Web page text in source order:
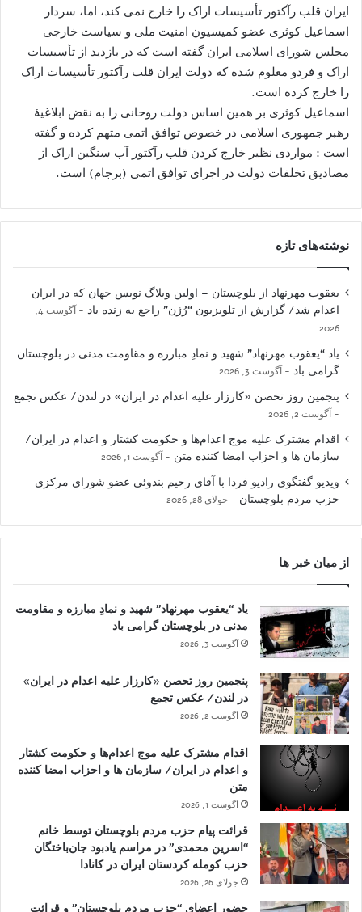
ایران قلب رآکتور تأسیسات اراک را خارج نمی کند، اما، سردار
اسماعیل کوثری عضو کمیسیون امنیت ملی و سیاست خارجی
مجلس شورای اسلامی ایران گفته است که در بازدید از تأسیسات
اراک و فردو معلوم شده که دولت ایران قلب رآکتور تأسیسات اراک
را خارج کرده است.
اسماعیل کوثری بر همین اساس دولت روحانی را به نقض ابلاغیۀ
رهبر جمهوری اسلامی در خصوص توافق اتمی متهم کرده و گفته
است : مواردی نظیر خارج کردن قلب رآکتور آب سنگین اراک از
مصادیق تخلفات دولت در اجرای توافق اتمی (برجام) است.
نوشته‌های تازه
یعقوب مهرنهاد از بلوچستان – اولین وبلاگ نویس جهان که در ایران
اعدام شد/ گزارش از تلویزیون “رُژن” راجع به زنده یاد
آگوست 4,
2026
یاد “یعقوب مهرنهاد” شهید و نمادِ مبارزه و مقاومت مدنی در بلوچستان
گرامی باد
آگوست 3, 2026
پنجمین روز تحصن «کارزار علیه اعدام در ایران» در لندن/ عکس تجمع
آگوست 2, 2026
اقدام مشترک علیه موج اعدام‌ها و حکومت کشتار و اعدام در ایران/
سازمان ها و احزاب امضا کننده متن
آگوست 1, 2026
ویدیو گفتگوی رادیو فردا با آقای رحیم بندوئی عضو شورای مرکزی
حزب مردم بلوچستان
جولای 28, 2026
از میان خبر ها
یاد “یعقوب مهرنهاد” شهید و نمادِ مبارزه و مقاومت
مدنی در بلوچستان گرامی باد
آگوست 3, 2026
پنجمین روز تحصن «کارزار علیه اعدام در ایران»
در لندن/ عکس تجمع
آگوست 2, 2026
اقدام مشترک علیه موج اعدام‌ها و حکومت کشتار
و اعدام در ایران/ سازمان ها و احزاب امضا کننده
متن
آگوست 1, 2026
قرائت پیام حزب مردم بلوچستان توسط خانم
“اسرین محمدی” در مراسم یادبود جان‌باختگان
حزب کومله کردستان ایران در کانادا
جولای 26, 2026
حضور اعضای “حزب مردم بلوچستان” و قرائت